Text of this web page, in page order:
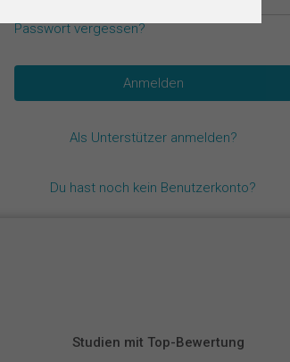
Passwort vergessen?
Als Unterstützer anmelden?
Du hast noch kein Benutzerkonto?
Studien mit Top-Bewertung